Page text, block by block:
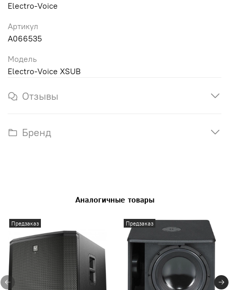
Electro-Voice
Артикул
A066535
Модель
Electro-Voice XSUB
Отзывы
Бренд
Аналогичные товары
Предзаказ Предзаказ